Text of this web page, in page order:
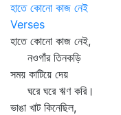
হাতে কোনো কাজ নেই
Verses
হাতে কোনো কাজ নেই,
নওগাঁর তিনকড়ি
সময় কাটিয়ে দেয়
ঘরে ঘরে ঋণ করি।
ভাঙা খাট কিনেছিল,